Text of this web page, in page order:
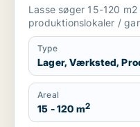
Storkøbenhavn
Lasse søger 15-120
produktionslokaler /
Type
Lager, Værksted,
Areal
15 - 120 m2